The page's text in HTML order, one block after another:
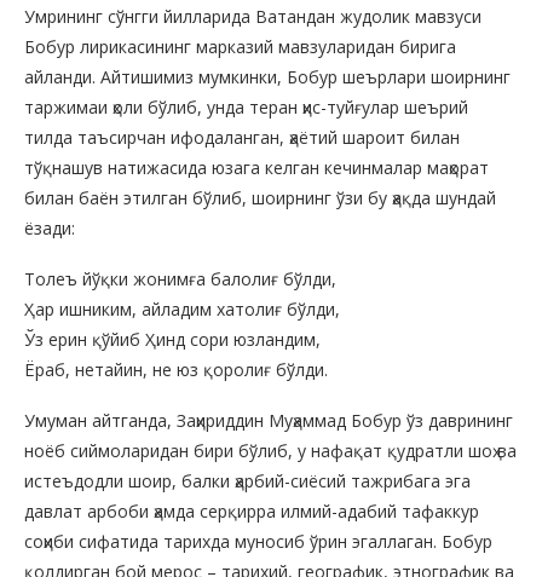
Умрининг сўнгги йилларида Ватандан жудолик мавзуси
Бобур лирикасининг марказий мавзуларидан бирига
айланди. Айтишимиз мумкинки, Бобур шеърлари шоирнинг
таржимаи ҳоли бўлиб, унда теран ҳис-туйғулар шеърий
тилда таъсирчан ифодаланган, ҳаётий шароит билан
тўқнашув натижасида юзага келган кечинмалар маҳорат
билан баён этилган бўлиб, шоирнинг ўзи бу ҳақда шундай
ёзади:
Толеъ йўқки жонимға балолиғ бўлди,
Ҳар ишниким, айладим хатолиғ бўлди,
Ўз ерин қўйиб Ҳинд сори юзландим,
Ёраб, нетайин, не юз қоролиғ бўлди.
Умуман айтганда, Заҳириддин Муҳаммад Бобур ўз даврининг
ноёб сиймоларидан бири бўлиб, у нафақат қудратли шоҳ ва
истеъдодли шоир, балки ҳарбий-сиёсий тажрибага эга
давлат арбоби ҳамда серқирра илмий-адабий тафаккур
соҳиби сифатида тарихда муносиб ўрин эгаллаган. Бобур
қолдирган бой мерос – тарихий, географик, этнографик ва